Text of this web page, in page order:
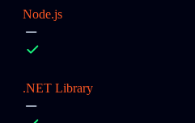
Node.js
.NET Library